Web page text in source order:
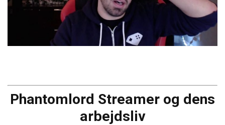
Phantomlord Streamer og dens
arbejdsliv